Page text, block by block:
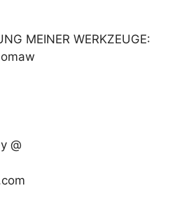
MEINER WERKZEUGE:
@